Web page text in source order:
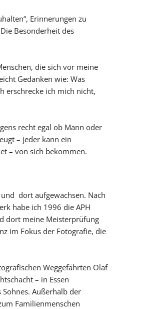
Erinnerungen zu
Besonderheit des
die sich vor meine
Gedanken wie: Was
erschrecke ich mich nicht,
recht egal ob Mann oder
– jeder kann ein
– von sich bekommen.
dort aufgewachsen. Nach
habe ich 1996 die APH
dort meine Meisterprüfung
im Fokus der Fotografie, die
Weggefährten Olaf
– in Essen
Außerhalb der
Familienmenschen